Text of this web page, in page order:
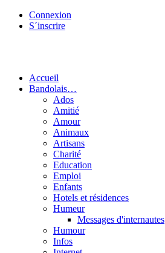
Connexion
S´inscrire
Accueil
Bandolais…
Ados
Amitié
Amour
Animaux
Artisans
Charité
Education
Emploi
Enfants
Hotels et résidences
Humeur
Messages d'internautes
Humour
Infos